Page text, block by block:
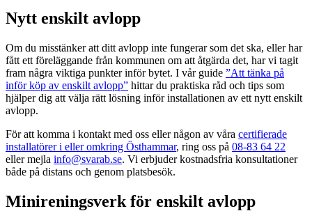
Nytt enskilt avlopp
Om du misstänker att ditt avlopp inte fungerar som det ska, eller har
fått ett föreläggande från kommunen om att åtgärda det, har vi tagit
fram några viktiga punkter inför bytet. I vår guide ”Att tänka på
inför köp av enskilt avlopp” hittar du praktiska råd och tips som
hjälper dig att välja rätt lösning inför installationen av ett nytt enskilt
avlopp.
För att komma i kontakt med oss eller någon av våra certifierade
installatörer i eller omkring Östhammar, ring oss på 08-83 64 22
eller mejla info@svarab.se. Vi erbjuder kostnadsfria konsultationer
både på distans och genom platsbesök.
Minireningsverk för enskilt avlopp